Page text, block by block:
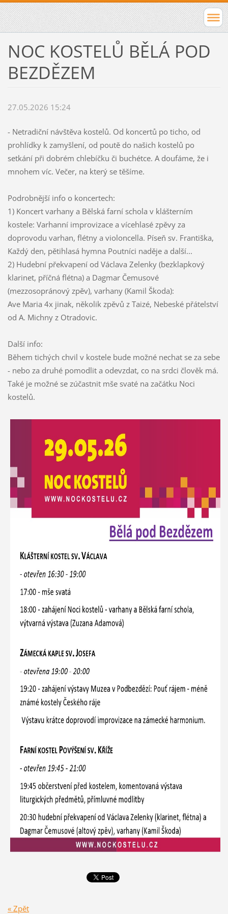
NOC KOSTELŮ BĚLÁ POD
BEZDĚZEM
27.05.2026 15:24
- Netradiční návštěva kostelů. Od koncertů po ticho, od
prohlídky k zamyšlení, od poutě do našich kostelů po
setkání při dobrém chlebíčku či buchétce. A doufáme, že i
mnohem víc. Večer, na který se těšíme.
Podrobnější info o koncertech:
1) Koncert varhany a Bělská farní schola v klášterním
kostele: Varhanní improvizace a vícehlasé zpěvy za
doprovodu varhan, flétny a violoncella. Píseň sv. Františka,
Každý den, pětihlasá hymna Poutníci naděje a další...
2) Hudební překvapení od Václava Zelenky (bezklapkový
klarinet, příčná flétna) a Dagmar Čemusové
(mezzosopránový zpěv), varhany (Kamil Škoda):
Ave Maria 4x jinak, několik zpěvů z Taizé, Nebeské přátelství
od A. Michny z Otradovic.
Další info:
Během tichých chvil v kostele bude možné nechat se za sebe
- nebo za druhé pomodlit a odevzdat, co na srdci člověk má.
Také je možné se zúčastnit mše svaté na začátku Noci
kostelů.
« Zpět